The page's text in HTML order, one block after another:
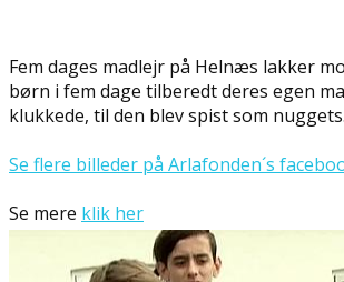
Fem dages madlejr på Helnæs lakker
børn i fem dage tilberedt deres egen
klukkede, til den blev spist som nuggets.
Se flere billeder på Arlafonden´s
Se mere klik her